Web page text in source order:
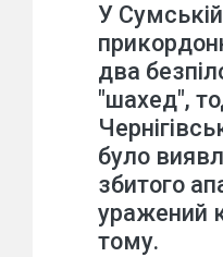
У
два
"шахед",
було
збитого
уражений
тому.